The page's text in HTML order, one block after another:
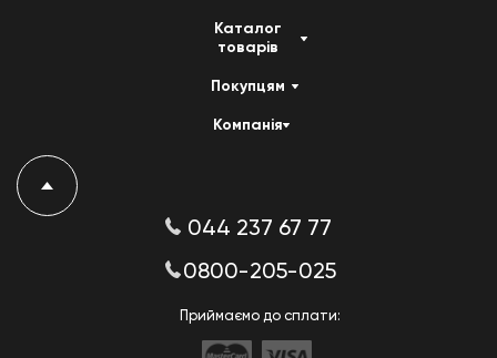
Каталог
товарів
Покупцям
Компанія
044 237 67 77
0800-205-025
Приймаємо до сплати: